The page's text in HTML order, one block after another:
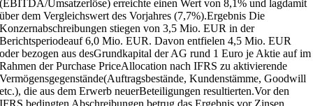
(EBITDA/Umsatzerlöse) erreichte einen Wert von 8,1% und lagdamit
über dem Vergleichswert des Vorjahres (7,7%).Ergebnis Die
Konzernabschreibungen stiegen von 3,5 Mio. EUR in der
Berichtsperiodeauf 6,0 Mio. EUR. Davon entfielen 4,5 Mio. EUR
oder bezogen aus desGrundkapital der AG rund 1 Euro je Aktie auf im
Rahmen der Purchase PriceAllocation nach IFRS zu aktivierende
Vermögensgegenstände(Auftragsbestände, Kundenstämme, Goodwill
etc.), die aus dem Erwerb neuerBeteiligungen resultierten.Vor den
IFRS bedingten Abschreibungen betrug das Ergebnis vor Zinsen